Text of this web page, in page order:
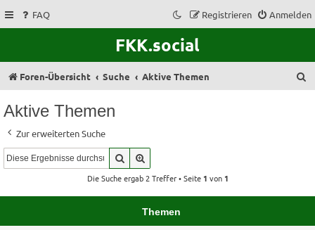
FAQ Anmelden
Registrieren
FKK.social
Foren-Übersicht Suche Aktive Themen
Aktive Themen
Zur erweiterten Suche
Suche
Die Suche ergab 2 Treffer • Seite 1 von 1
Themen